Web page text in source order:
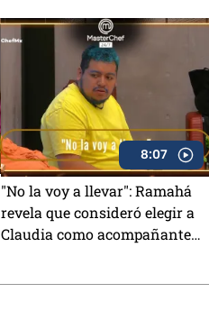
8:07
"No la voy a llevar": Ramahá
revela que consideró elegir a
Claudia como acompañante